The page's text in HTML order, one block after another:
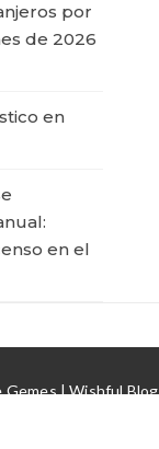
por
de 2026
en
en el
| Wishful Blog